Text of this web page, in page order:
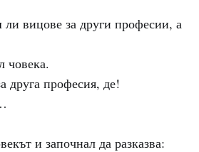
вицове за други професии, а
човека.
друга професия, де!
и започнал да разказва: